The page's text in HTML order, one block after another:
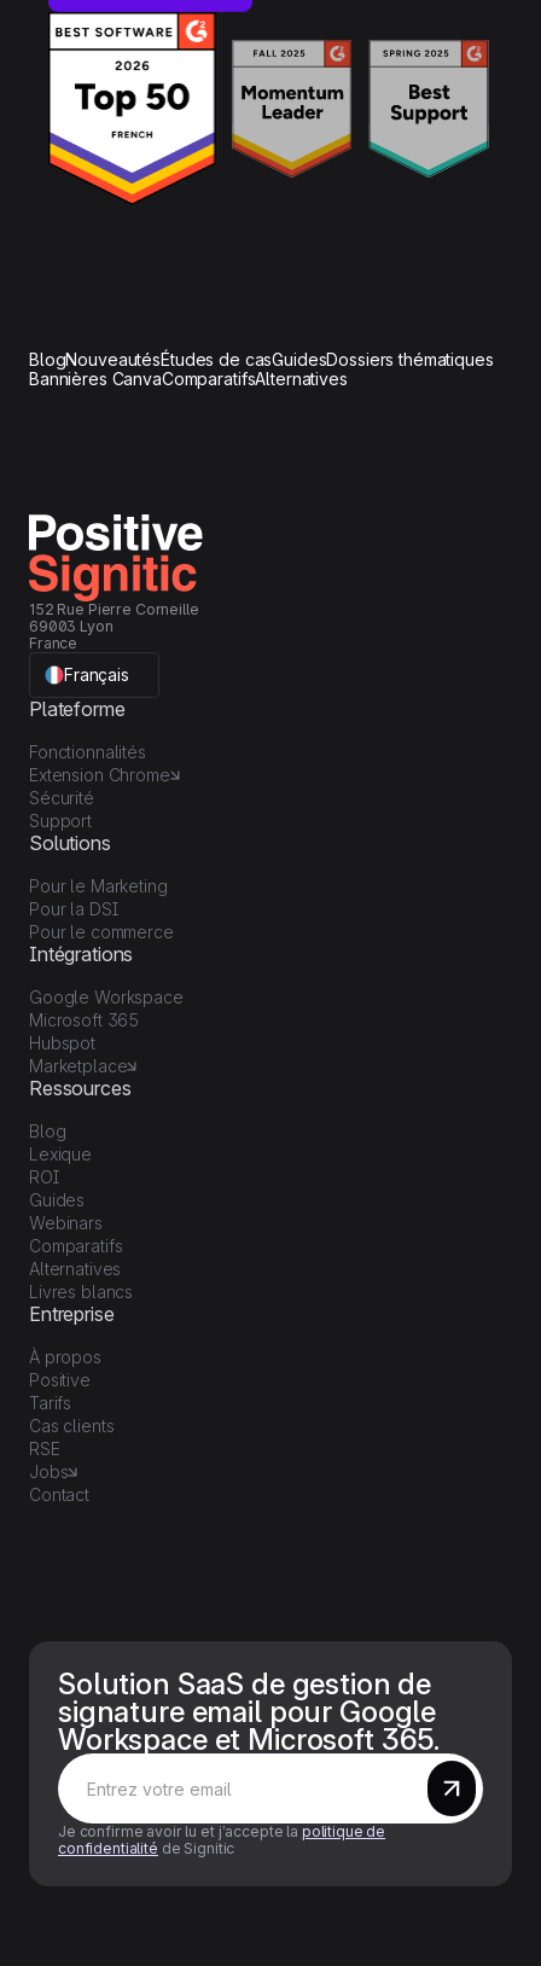
BlogNouveautésÉtudes de casGuidesDossiers thématiques
Bannières CanvaComparatifsAlternatives
152 Rue Pierre Corneille
69003 Lyon
France
Français
Plateforme
Fonctionnalités
Extension Chrome
Sécurité
Support
Solutions
Pour le Marketing
Pour la DSI
Pour le commerce
Intégrations
Google Workspace
Microsoft 365
Hubspot
Marketplace
Ressources
Blog
Lexique
ROI
Guides
Webinars
Comparatifs
Alternatives
Livres blancs
Entreprise
À propos
Positive
Tarifs
Cas clients
RSE
Jobs
Contact
Solution SaaS de gestion de
signature email pour Google
Workspace et Microsoft 365.
Je confirme avoir lu et j’accepte la politique de
confidentialité de Signitic